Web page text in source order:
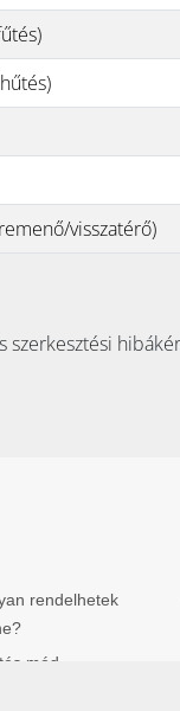
visszatérő)
szerkesztési
rendelhetek
mód